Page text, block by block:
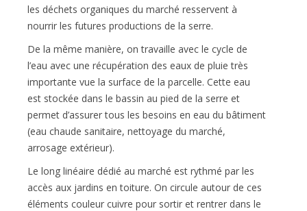
les déchets organiques du marché resservent à
nourrir les futures productions de la serre.
De la même manière, on travaille avec le cycle de
l’eau avec une récupération des eaux de pluie très
importante vue la surface de la parcelle. Cette eau
est stockée dans le bassin au pied de la serre et
permet d’assurer tous les besoins en eau du bâtiment
(eau chaude sanitaire, nettoyage du marché,
arrosage extérieur).
Le long linéaire dédié au marché est rythmé par les
accès aux jardins en toiture. On circule autour de ces
éléments couleur cuivre pour sortir et rentrer dans le